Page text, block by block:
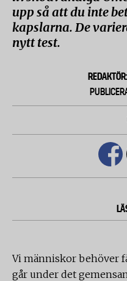
upp så att du inte
kapslarna. De
nytt test.
Vi människor behöver
går under det